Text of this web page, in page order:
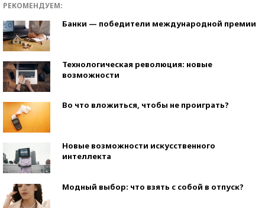
РЕКОМЕНДУЕМ:
Банки — победители международной премии
Технологическая революция: новые
возможности
Во что вложиться, чтобы не проиграть?
Новые возможности искусственного
интеллекта
Модный выбор: что взять с собой в отпуск?